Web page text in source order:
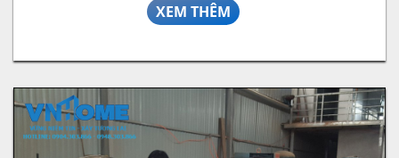
XEM THÊM